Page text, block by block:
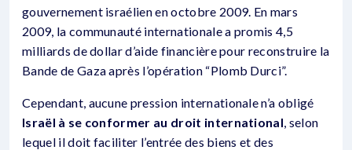
gouvernement israélien en octobre 2009. En mars
2009, la communauté internationale a promis 4,5
milliards de dollar d’aide financière pour reconstruire la
Bande de Gaza après l’opération “Plomb Durci”.
Cependant, aucune pression internationale n’a obligé
Israël à se conformer au droit international, selon
lequel il doit faciliter l’entrée des biens et des